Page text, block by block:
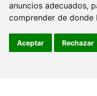
anuncios adecuados,
comprender de donde
Aceptar Rechazar
de Blogger
- www.misterjosemejias.com